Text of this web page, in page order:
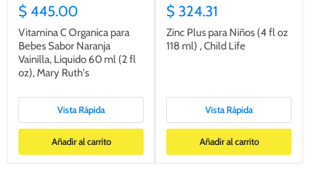
$ 445.00
Vitamina C Organica para
Bebes Sabor Naranja
Vainilla, Liquido 60 ml (2 fl
oz), Mary Ruth's
Vista Rápida
Añadir al carrito
$ 324.31
Zinc Plus para Niños (4 fl oz
118 ml) , Child Life
Vista Rápida
Añadir al carrito